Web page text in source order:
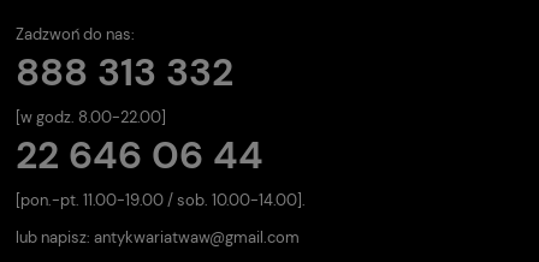
Zadzwoń do nas:
888 313 332
[w godz. 8.00-22.00]
22 646 06 44
[pon.-pt. 11.00-19.00 / sob. 10.00-14.00].
lub napisz: antykwariatwaw@gmail.com